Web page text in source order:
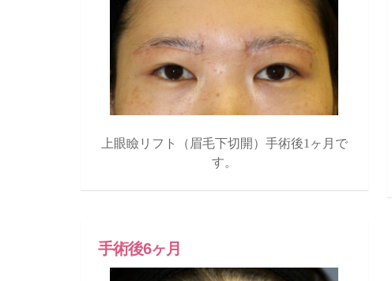
上眼瞼リフト（眉毛下切開）手術後1ヶ月で
す。
手術後6ヶ月